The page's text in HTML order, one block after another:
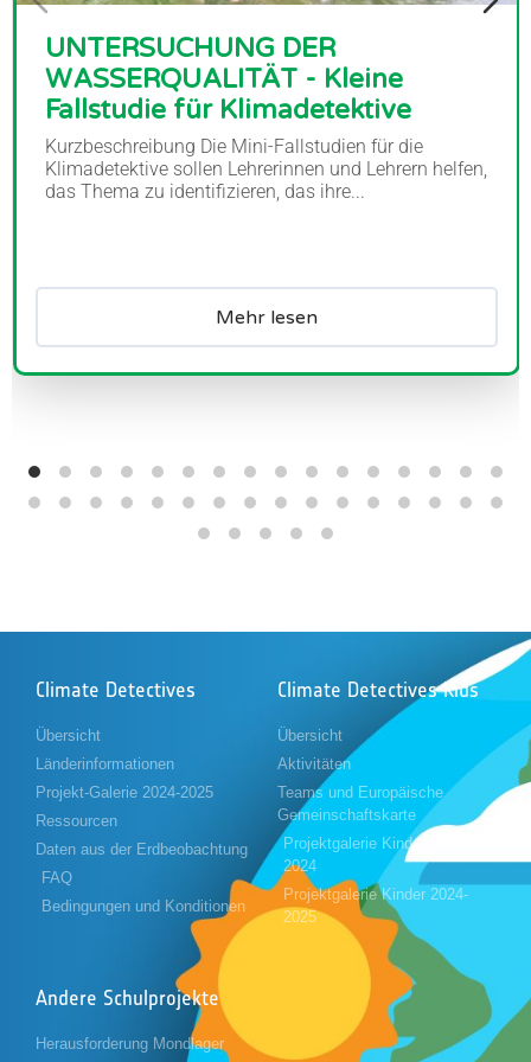
UNTERSUCHUNG DER
WASSERQUALITÄT - Kleine
Fallstudie für Klimadetektive
Kurzbeschreibung Die Mini-Fallstudien für die
Klimadetektive sollen Lehrerinnen und Lehrern helfen,
das Thema zu identifizieren, das ihre...
Mehr lesen
Climate Detectives
Übersicht
Länderinformationen
Projekt-Galerie 2024-2025
Ressourcen
Daten aus der Erdbeobachtung
FAQ
Bedingungen und Konditionen
Climate Detectives Kids
Übersicht
Aktivitäten
Teams und Europäische
Gemeinschaftskarte
Projektgalerie Kinder 2023-
2024
Projektgalerie Kinder 2024-
2025
Andere Schulprojekte
Herausforderung Mondlager